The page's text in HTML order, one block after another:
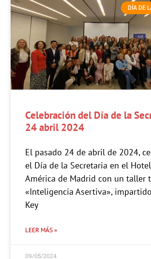
DÍA DE
Celebración del Día de la
24 abril 2024
El pasado 24 de abril de 2024,
el Día de la Secretaria en el
América de Madrid con un taller
«Inteligencia Asertiva»,
Key
LEER MÁS »
09/05/2024